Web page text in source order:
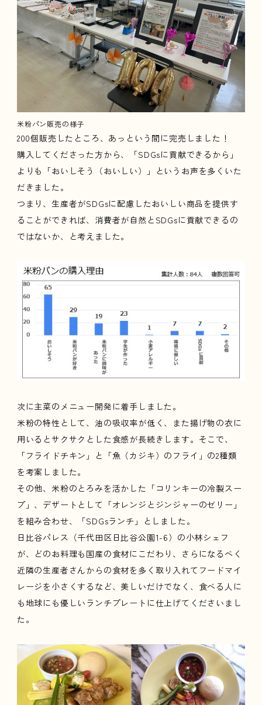
米粉パン販売の様子
200個販売したところ、あっという間に完売しました！
購入してくださった方から、「SDGsに貢献できるから」
よりも「おいしそう（おいしい）」というお声を多くいた
だきました。
つまり、生産者がSDGsに配慮したおいしい商品を提供す
ることができれば、消費者が自然とSDGsに貢献できるの
ではないか、と考えました。
次に主菜のメニュー開発に着手しました。
米粉の特性として、油の吸収率が低く、また揚げ物の衣に
用いるとサクサクとした食感が長続きします。そこで、
「フライドチキン」と「魚（カジキ）のフライ」の2種類
を考案しました。
その他、米粉のとろみを活かした「コリンキーの冷製スー
プ」、デザートとして「オレンジとジンジャーのゼリー」
を組み合わせ、「SDGsランチ」としました。
日比谷パレス（千代田区日比谷公園1-6）の小林シェフ
が、どのお料理も国産の食材にこだわり、さらになるべく
近隣の生産者さんからの食材を多く取り入れてフードマイ
レージを小さくするなど、美しいだけでなく、食べる人に
も地球にも優しいランチプレートに仕上げてくださいまし
た。